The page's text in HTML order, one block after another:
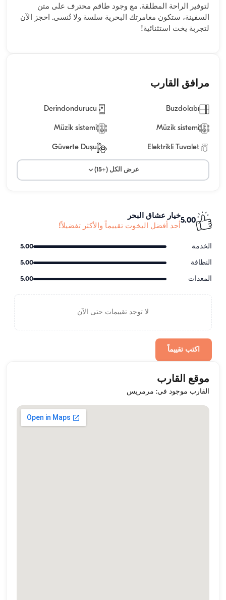
لتوفير الراحة المطلقة. مع وجود طاقم محترف على متن
السفينة، ستكون مغامرتك البحرية سلسة ولا تُنسى. احجز الآن
لتجربة يخت استثنائية!
مرافق القارب
Buzdolabı
Derindondurucu
Müzik sistemi
Müzik sistemi
Elektrikli Tuvalet
Güverte Duşu
عرض الكل (+15)
5.00
خيار عشاق البحر
أحد أفضل اليخوت تقييماً والأكثر تفضيلاً!
الخدمة 5.00
النظافة 5.00
المعدات 5.00
لا توجد تقييمات حتى الآن
اكتب تقييماً
موقع القارب
القارب موجود في: مرمريس